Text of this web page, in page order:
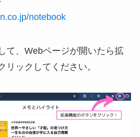
notebook
て、Webページが開いたら拡
リックしてください。